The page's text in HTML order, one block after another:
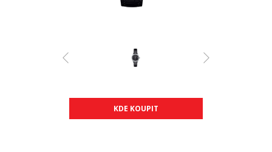
KDE KOUPIT